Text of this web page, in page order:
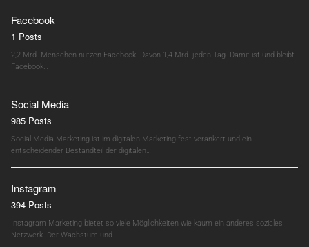
Facebook
1 Posts
2,2 Mrd. Menschen nutzen Facebook. Davon 1,4 Mrd. jeden Tag. Damit ist und bleibt
Facebook…
Social Media
985 Posts
Social Media Marketing ist im digitalen Marketing fest verankert und ein
entscheidender Bestandteil der digitalen…
Instagram
394 Posts
Instagram Marketing bietet so viele Möglichkeiten wie kaum ein anderes soziales
Netzwerk. Der Wachstum und…